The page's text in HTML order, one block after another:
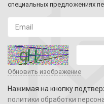
специальных предложениях
Обновить изображение
Нажимая на кнопку
политики обработки